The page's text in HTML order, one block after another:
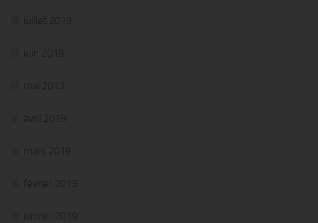
juillet 2019
juin 2019
mai 2019
avril 2019
mars 2019
février 2019
janvier 2019